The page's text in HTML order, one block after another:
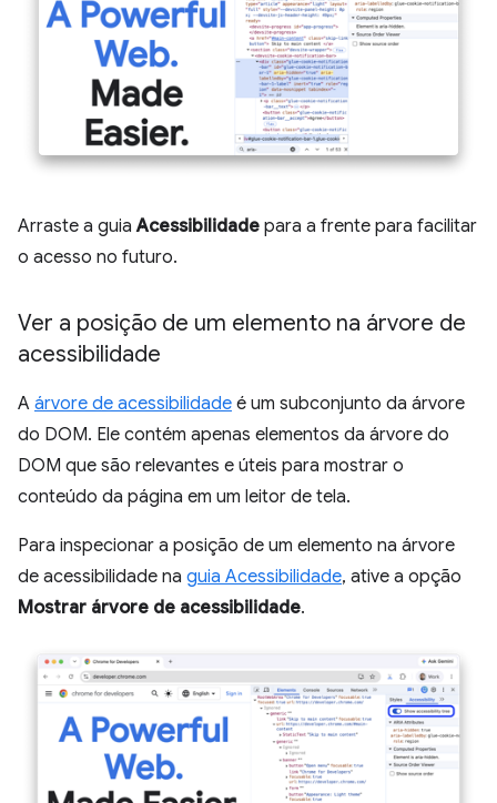
Arraste a guiaAcessibilidade para a frente para facilitar
o acesso no futuro.
Ver a posição de um elemento na árvore de
acessibilidade
A árvore de acessibilidade é um subconjunto da árvore
do DOM. Ele contém apenas elementos da árvore do
DOM que são relevantes e úteis para mostrar o
conteúdo da página em um leitor de tela.
Para inspecionar a posição de um elemento na árvore
de acessibilidade na guia Acessibilidade, ative a opção
Mostrar árvore de acessibilidade.